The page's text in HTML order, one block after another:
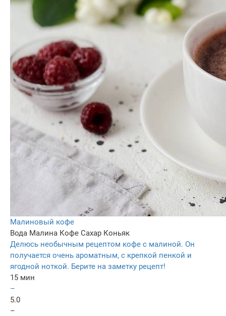
Малиновый кофе
Вода Малина Кофе Сахар Коньяк
Делюсь необычным рецептом кофе с малиной. Он
получается очень ароматным, с крепкой пенкой и
ягодной ноткой. Берите на заметку рецепт!
15 мин
–
5.0
–